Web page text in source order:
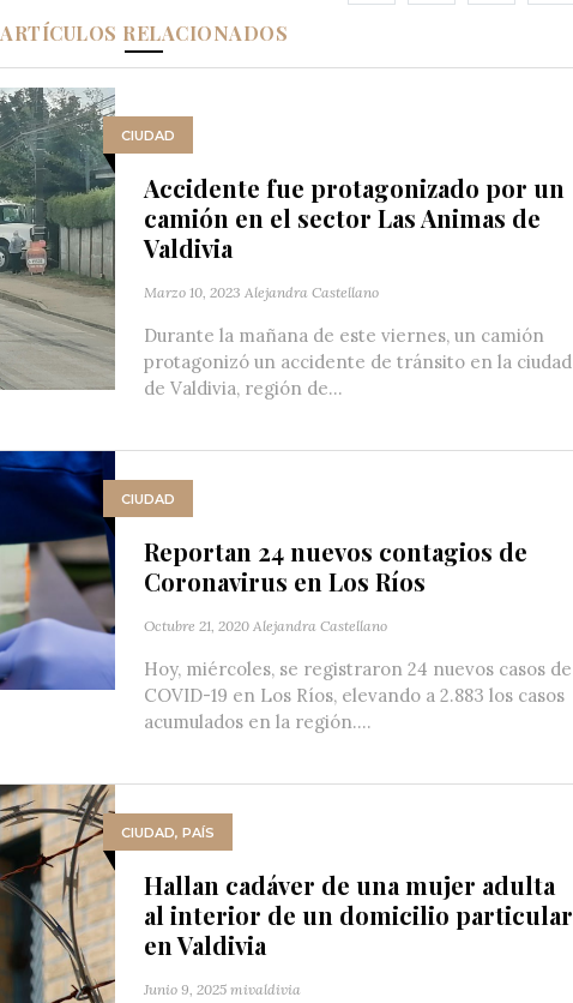
ARTÍCULOS RELACIONADOS
CIUDAD
Accidente fue protagonizado por un
camión en el sector Las Animas de
Valdivia
Marzo 10, 2023 Alejandra Castellano
Durante la mañana de este viernes, un camión
protagonizó un accidente de tránsito en la ciudad
de Valdivia, región de...
CIUDAD
Reportan 24 nuevos contagios de
Coronavirus en Los Ríos
Octubre 21, 2020 Alejandra Castellano
Hoy, miércoles, se registraron 24 nuevos casos de
COVID-19 en Los Ríos, elevando a 2.883 los casos
acumulados en la región....
CIUDAD, PAÍS
Hallan cadáver de una mujer adulta
al interior de un domicilio particular
en Valdivia
Junio 9, 2025 mivaldivia